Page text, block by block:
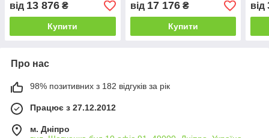
скло (Velmi TM)
від 13 876 ₴
Купити
від 17 176₴
Купити
від
Про нас
98% позитивних з 182 відгуків за рік
Працює з 27.12.2012
м. Дніпро